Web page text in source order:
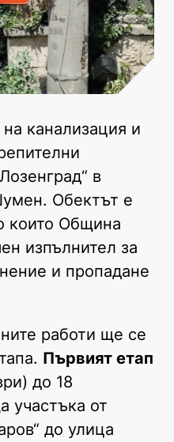
канализация и
в
Обектът е
които Община
изпълнител за
и пропадане
работи ще се
Първият етап
до 18
участъка от
до улица